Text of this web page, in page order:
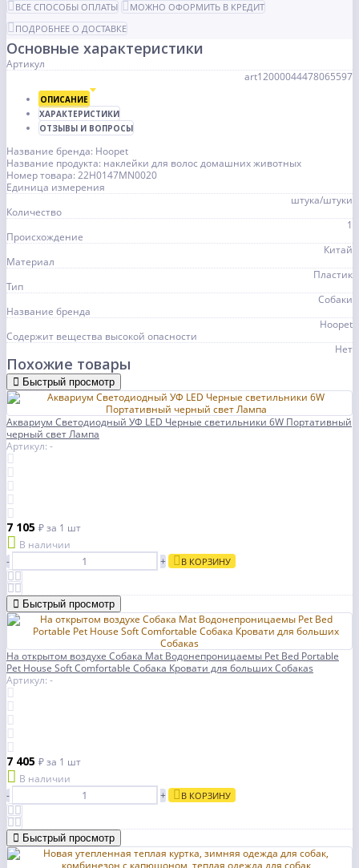
ВСЕ СПОСОБЫ ОПЛАТЫ
МОЖНО ОФОРМИТЬ В КРЕДИТ
ПОДРОБНЕЕ О ДОСТАВКЕ
Основные характеристики
Артикул
art12000044478065597
ОПИСАНИЕ
ХАРАКТЕРИСТИКИ
ОТЗЫВЫ И ВОПРОСЫ
Название бренда: Hoopet
Название продукта: наклейки для волос домашних животных
Номер товара: 22H0147MN0020
Единица измерения
штука/штуки
Количество
1
Происхождение
Китай
Материал
Пластик
Тип
Собаки
Название бренда
Hoopet
Содержит вещества высокой опасности
Нет
Похожие товары
Быстрый просмотр
Аквариум Светодиодный УФ LED Черные светильники 6W Портативный
черный свет Лампа
Артикул: -
7 105 ₽за 1 шт
В наличии
-
+ В КОРЗИНУ
Быстрый просмотр
На открытом воздухе Собака Mat Водонепроницаемы Pet Bed Portable
Pet House Soft Comfortable Собака Кровати для больших Собакаs
Артикул: -
7 405 ₽за 1 шт
В наличии
-
+ В КОРЗИНУ
Быстрый просмотр